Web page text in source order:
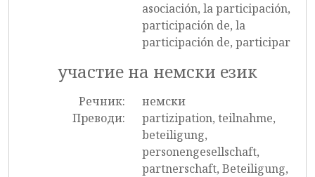
asociación, la participación,
participación de, la
participación de, participar
участие на немски език
Речник:
немски
Преводи:
partizipation, teilnahme,
beteiligung,
personengesellschaft,
partnerschaft, Beteiligung,